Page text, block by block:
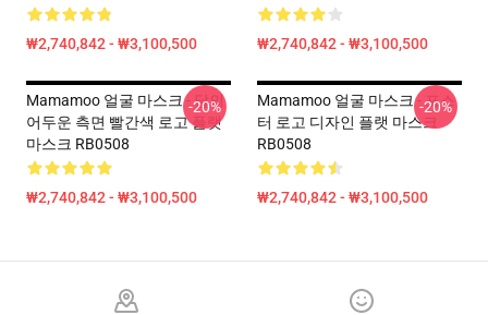
₩2,740,842 - ₩3,100,500 ₩2,740,842 - ₩3,100,500
Mamamoo 얼굴 마스크 - 달의
어두운 측면 빨간색 로고 플랫
마스크 RB0508
₩2,740,842 - ₩3,100,500
-20%
Mamamoo 얼굴 마스크 - 포스
터 로고 디자인 플랫 마스크
RB0508
₩2,740,842 - ₩3,100,500
-20%